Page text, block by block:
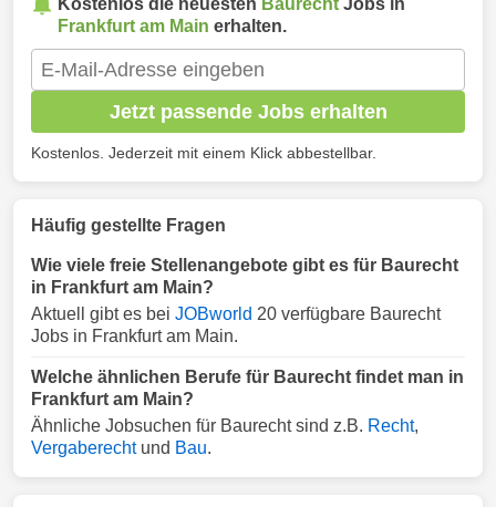
Kostenlos die neuesten Baurecht Jobs in
Frankfurt am Main erhalten.
Jetzt passende Jobs erhalten
Kostenlos. Jederzeit mit einem Klick abbestellbar.
Häufig gestellte Fragen
Wie viele freie Stellenangebote gibt es für Baurecht
in Frankfurt am Main?
Aktuell gibt es bei JOBworld 20 verfügbare Baurecht
Jobs in Frankfurt am Main.
Welche ähnlichen Berufe für Baurecht findet man in
Frankfurt am Main?
Ähnliche Jobsuchen für Baurecht sind z.B. Recht,
Vergaberechtund Bau.